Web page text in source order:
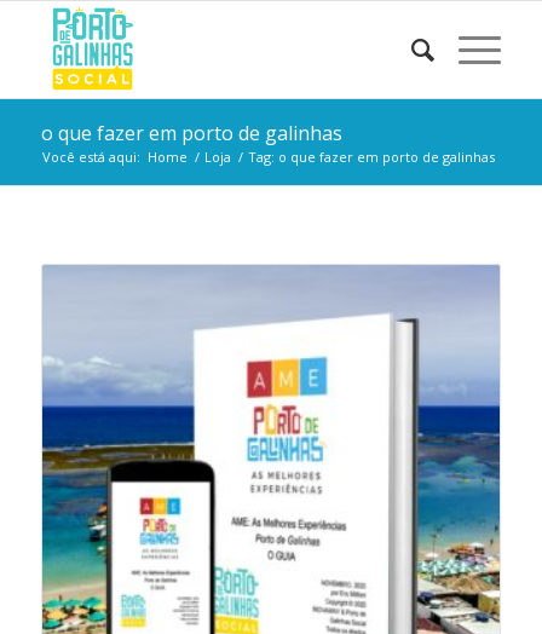
o que fazer em porto de galinhas
Você está aqui: Home / Loja / Tag: o que fazer em porto de galinhas